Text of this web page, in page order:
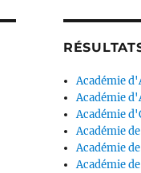
Académie
Académie
Académie
Académie
Académie
Académie